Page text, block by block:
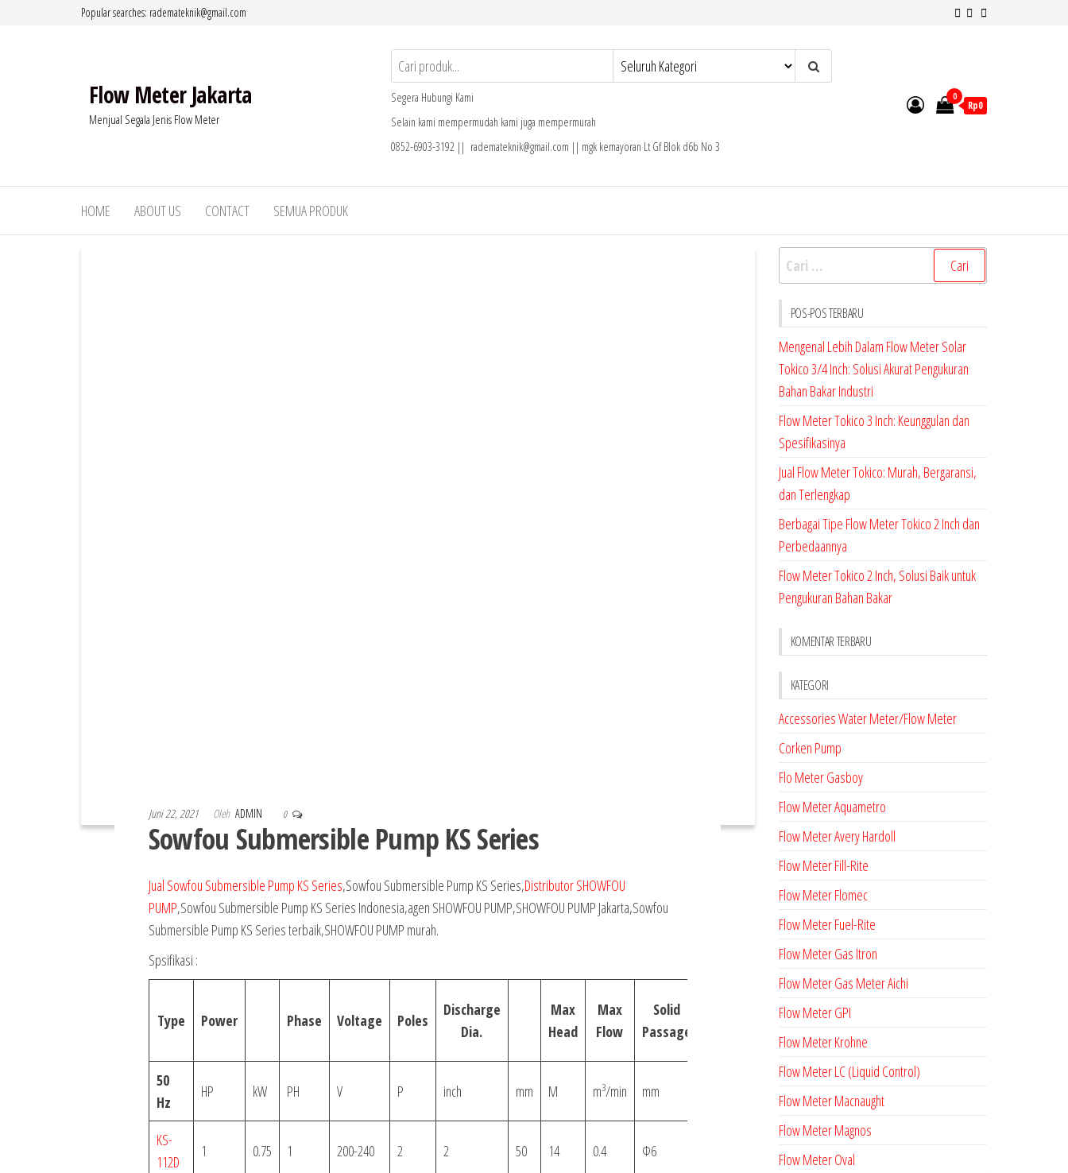
Popular searches: rademateknik@gmail.com
Flow Meter Jakarta
Menjual Segala Jenis Flow Meter
Segera Hubungi Kami
Selain kami mempermudah kami juga mempermurah
0852-6903-3192 || rademateknik@gmail.com || mgk kemayoran Lt Gf Blok d6b No 3
0
Rp0
HOME ABOUT US CONTACT SEMUA PRODUK
Juni 22, 2021 Oleh ADMIN 0
Sowfou Submersible Pump KS Series
Jual Sowfou Submersible Pump KS Series,Sowfou Submersible Pump KS Series,Distributor SHOWFOU
PUMP,Sowfou Submersible Pump KS Series Indonesia,agen SHOWFOU PUMP,SHOWFOU PUMP Jakarta,Sowfou
Submersible Pump KS Series terbaik,SHOWFOU PUMP murah.
Spsifikasi :
Type Power Phase Voltage Poles
Discharge
Dia.
Max
Head
Max
Flow
Solid
Passage
Height
Pump
Dia.
50
Hz
HP kW PH V P inch mm M m3/min mm mm mm
KS-
112D
1 0.75 1 200-240 2 2 50 14 0.4 Ф6 465 175
Cari
untuk:
POS-POS TERBARU
Mengenal Lebih Dalam Flow Meter Solar
Tokico 3/4 Inch: Solusi Akurat Pengukuran
Bahan Bakar Industri
Flow Meter Tokico 3 Inch: Keunggulan dan
Spesifikasinya
Jual Flow Meter Tokico: Murah, Bergaransi,
dan Terlengkap
Berbagai Tipe Flow Meter Tokico 2 Inch dan
Perbedaannya
Flow Meter Tokico 2 Inch, Solusi Baik untuk
Pengukuran Bahan Bakar
KOMENTAR TERBARU
KATEGORI
Accessories Water Meter/Flow Meter
Corken Pump
Flo Meter Gasboy
Flow Meter Aquametro
Flow Meter Avery Hardoll
Flow Meter Fill-Rite
Flow Meter Flomec
Flow Meter Fuel-Rite
Flow Meter Gas Itron
Flow Meter Gas Meter Aichi
Flow Meter GPI
Flow Meter Krohne
Flow Meter LC (Liquid Control)
Flow Meter Macnaught
Flow Meter Magnos
Flow Meter Oval